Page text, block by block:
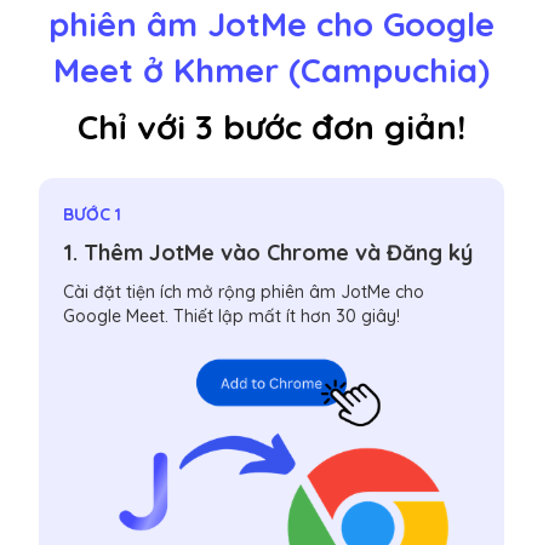
phiên âm JotMe cho Google
Meet ở Khmer (Campuchia)
Chỉ với 3 bước đơn giản!
BƯỚC 1
1. Thêm JotMe vào Chrome và Đăng ký
Cài đặt tiện ích mở rộng phiên âm JotMe cho
Google Meet. Thiết lập mất ít hơn 30 giây!